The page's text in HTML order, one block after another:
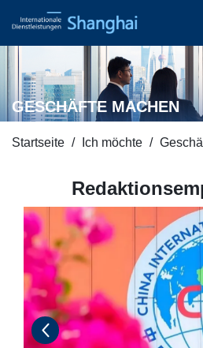
GESCHÄFTE MACHEN
Startseite Ich möchte